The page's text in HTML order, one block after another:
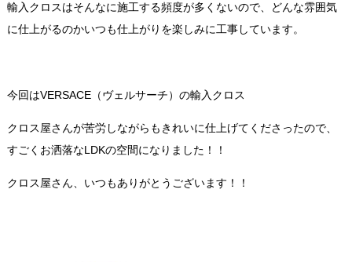
輸入クロスはそんなに施工する頻度が多くないので、どんな雰囲気
に仕上がるのかいつも仕上がりを楽しみに工事しています。
今回はVERSACE（ヴェルサーチ）の輸入クロス
クロス屋さんが苦労しながらもきれいに仕上げてくださったので、
すごくお洒落なLDKの空間になりました！！
クロス屋さん、いつもありがとうございます！！